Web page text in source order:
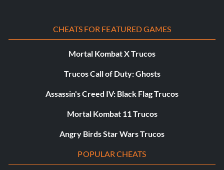
Tira el guante: has completado 10 acrobacias de la lista de
cosas que hacer antes de morir - 10
Usuario - Has participado en 20 eventos multijugador - 10
Bienvenido a Castelletto - Has llegado a Castelletto - 10
CHEATS FOR FEATURED GAMES
Mortal Kombat X Trucos
Trucos Call of Duty: Ghosts
Assassin's Creed IV: Black Flag Trucos
Mortal Kombat 11 Trucos
Angry Birds Star Wars Trucos
POPULAR CHEATS